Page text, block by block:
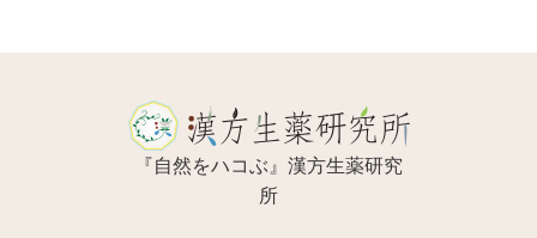
『自然をハコぶ』漢方生薬研究
所